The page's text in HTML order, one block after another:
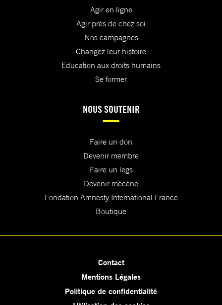
Agir en ligne
Agir près de chez soi
Nos campagnes
Changez leur histoire
Education aux droits humains
Se former
NOUS SOUTENIR
Faire un don
Devenir membre
Faire un legs
Devenir mécène
Fondation Amnesty International France
Boutique
Contact
Mentions Légales
Politique de confidentialité